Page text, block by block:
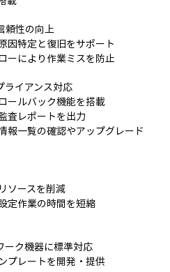
頼性の向上
因特定と復旧をサポート
ーにより作業ミスを防止
イアンス対応
ールバック機能を搭載
査レポートを出力
報一覧の確認やアップグレード
ソースを削減
定作業の時間を短縮
ーク機器に標準対応
プレートを開発・提供